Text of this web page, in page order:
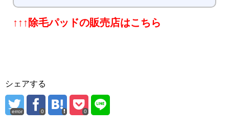
↑↑↑除毛パッドの販売店はこちら
シェアする
error 0 0